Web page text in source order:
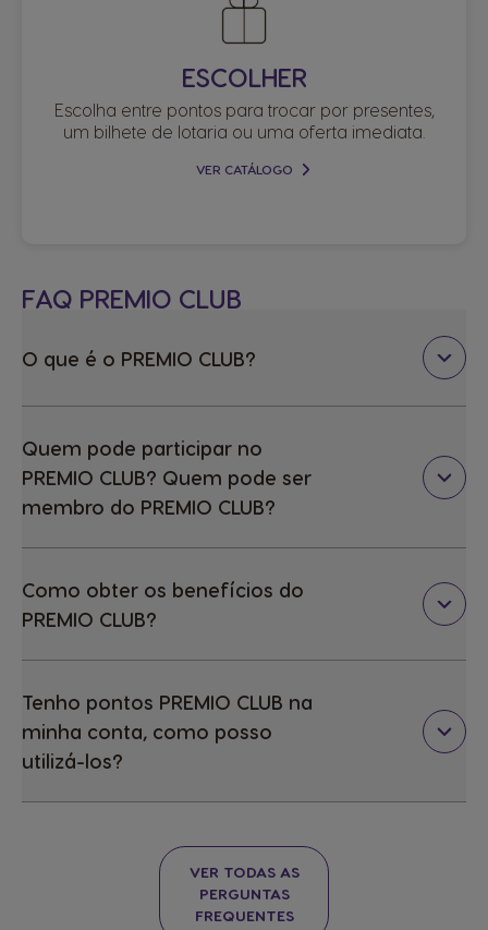
ESCOLHER
Escolha entre pontos para trocar por presentes,
um bilhete de lotaria ou uma oferta imediata.
VER CATÁLOGO
FAQ PREMIO CLUB
O que é o PREMIO CLUB?
Quem pode participar no
PREMIO CLUB? Quem pode ser
membro do PREMIO CLUB?
Como obter os benefícios do
PREMIO CLUB?
Tenho pontos PREMIO CLUB na
minha conta, como posso
utilizá-los?
VER TODAS AS
PERGUNTAS
FREQUENTES